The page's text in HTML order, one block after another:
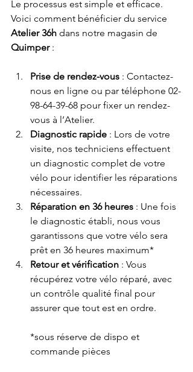
Le processus est simple et efficace.
Voici comment bénéficier du service
Atelier 36h dans notre magasin de
Quimper :
Prise de rendez-vous : Contactez-
nous en ligne ou par téléphone 02-
98-64-39-68 pour fixer un rendez-
vous à l’Atelier.
Diagnostic rapide : Lors de votre
visite, nos techniciens effectuent
un diagnostic complet de votre
vélo pour identifier les réparations
nécessaires.
Réparation en 36 heures : Une fois
le diagnostic établi, nous vous
garantissons que votre vélo sera
prêt en 36 heures maximum*
Retour et vérification : Vous
récupérez votre vélo réparé, avec
un contrôle qualité final pour
assurer que tout est en ordre.
*sous réserve de dispo et
commande pièces